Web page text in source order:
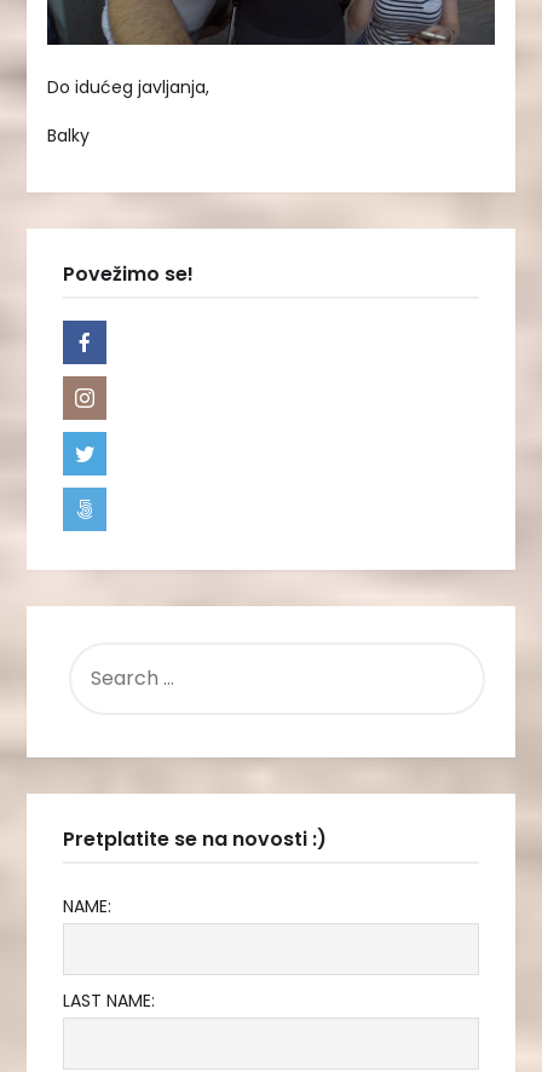
Do idućeg javljanja,
Balky
Povežimo se!
FOR:
Pretplatite se na novosti :)
NAME:
LAST NAME: